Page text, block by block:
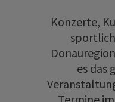
Konzerte,
es das